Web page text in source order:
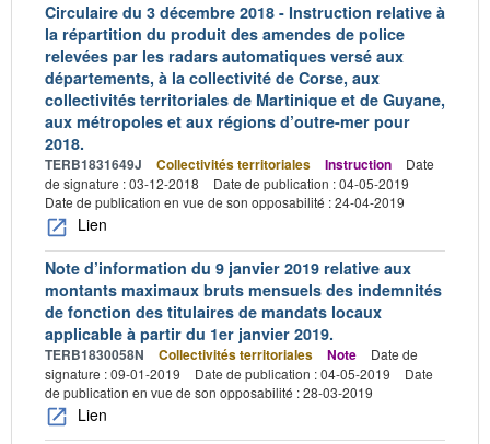
Circulaire du 3 décembre 2018 - Instruction relative à
la répartition du produit des amendes de police
relevées par les radars automatiques versé aux
départements, à la collectivité de Corse, aux
collectivités territoriales de Martinique et de Guyane,
aux métropoles et aux régions d’outre-mer pour
2018.
TERB1831649J Collectivités territoriales Instruction
Date
de signature : 03-12-2018
Date de publication : 04-05-2019
Date de publication en vue de son opposabilité : 24-04-2019
Lien
Note d’information du 9 janvier 2019 relative aux
montants maximaux bruts mensuels des indemnités
de fonction des titulaires de mandats locaux
applicable à partir du 1er janvier 2019.
TERB1830058N Collectivités territoriales Note
Date de
signature : 09-01-2019
Date de publication : 04-05-2019
Date
de publication en vue de son opposabilité : 28-03-2019
Lien